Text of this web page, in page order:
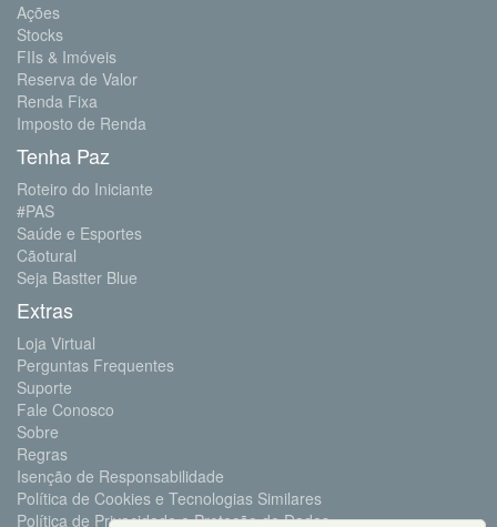
Ações
Stocks
FIIs & Imóveis
Reserva de Valor
Renda Fixa
Imposto de Renda
Tenha Paz
Roteiro do Iniciante
#PAS
Saúde e Esportes
Cãotural
Seja Bastter Blue
Extras
Loja Virtual
Perguntas Frequentes
Suporte
Fale Conosco
Sobre
Regras
Isenção de Responsabilidade
Política de Cookies e Tecnologias Similares
Política de Privacidade e Proteção de Dados